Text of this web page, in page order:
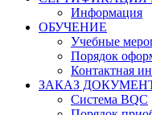
Информация
ОБУЧЕНИЕ
Учебные
Порядок
Контактная
ЗАКАЗ
Система BQC